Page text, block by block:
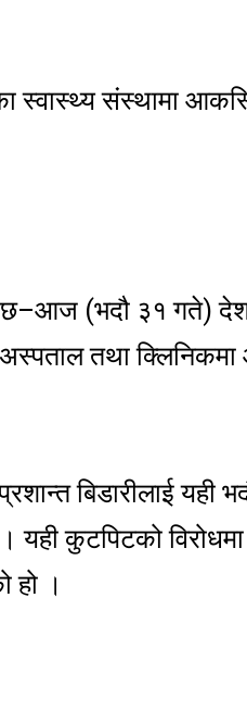
संस्थामा
छ–आज (भदौ ३१ गते)
तथा
बिडारीलाई यही
कुटपिटको
हो ।